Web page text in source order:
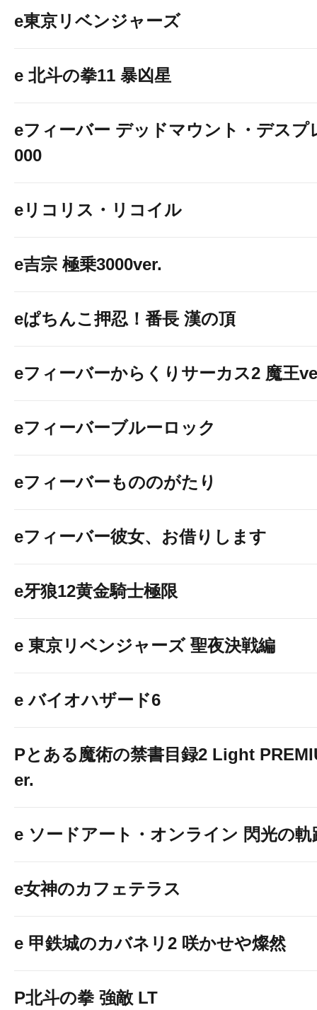
e東京リベンジャーズ
e 北斗の拳11 暴凶星
eフィーバー デッドマウント・デスプ
000
eリコリス・リコイル
e吉宗 極乗3000ver.
eぱちんこ押忍！番長 漢の頂
eフィーバーからくりサーカス2 魔王
eフィーバーブルーロック
eフィーバーもののがたり
eフィーバー彼女、お借りします
e牙狼12黄金騎士極限
e 東京リベンジャーズ 聖夜決戦編
e バイオハザード6
Pとある魔術の禁書目録2 Light
er.
e ソードアート・オンライン 閃光の軌
e女神のカフェテラス
e 甲鉄城のカバネリ2 咲かせや燦然
P北斗の拳 強敵 LT